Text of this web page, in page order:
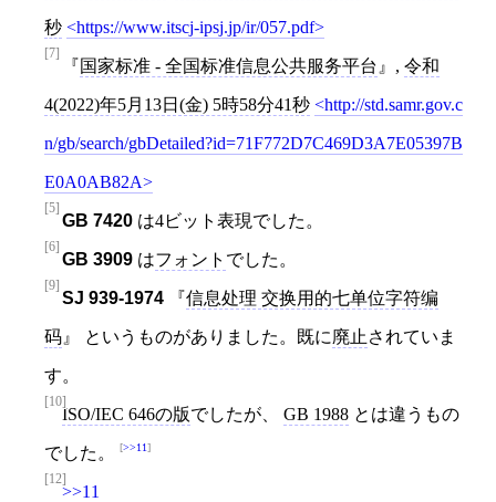
秒 https://www.itscj-ipsj.jp/ir/057.pdf
[7]
国家标准 - 全国标准信息公共服务平台 , 令和
4(2022)年5月13日(金) 5時58分41秒 http://std.samr.gov.c
n/gb/search/gbDetailed?id=71F772D7C469D3A7E05397B
E0A0AB82A
[5]
GB 7420 は4ビット表現でした。
[6]
GB 3909 はフォント でした。
[9]
SJ 939-1974 信息处理 交换用的七单位字符编
码 というものがありました。既に廃止 されていま
す。
[10]
ISO/IEC 646の版でしたが、 GB 1988 とは違うもの
でした。 >>11
[12]
>>11